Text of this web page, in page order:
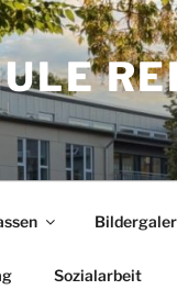
Sozialarbeit